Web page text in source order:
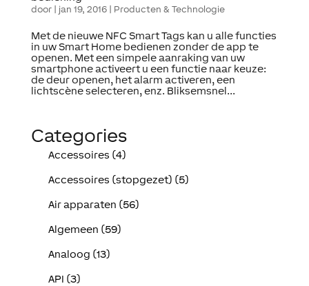
door jan 19, 2016| Producten & Technologie
Met de nieuwe NFC Smart Tags kan u alle functies
in uw Smart Home bedienen zonder de app te
openen. Met een simpele aanraking van uw
smartphone activeert u een functie naar keuze:
de deur openen, het alarm activeren, een
lichtscène selecteren, enz. Bliksemsnel...
Categories
Accessoires (4)
Accessoires (stopgezet) (5)
Air apparaten (56)
Algemeen (59)
Analoog (13)
API (3)